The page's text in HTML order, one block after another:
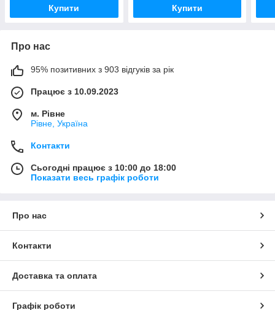
Купити Купити
Про нас
95% позитивних з 903 відгуків за рік
Працює з 10.09.2023
м. Рівне
Рівне, Україна
Контакти
Сьогодні працює з 10:00 до 18:00
Показати весь графік роботи
Про нас
Контакти
Доставка та оплата
Графік роботи